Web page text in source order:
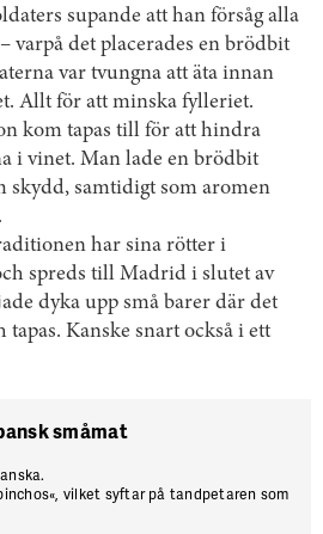
supande att han försåg alla
varpå det placerades en brödbit
var tvungna att äta innan
Allt för att minska fylleriet.
kom tapas till för att hindra
i vinet. Man lade en brödbit
skydd, samtidigt som aromen
har sina rötter i
spreds till Madrid i slutet av
dyka upp små barer där det
tapas. Kanske snart också i ett
småmat
vilket syftar på tandpetaren som